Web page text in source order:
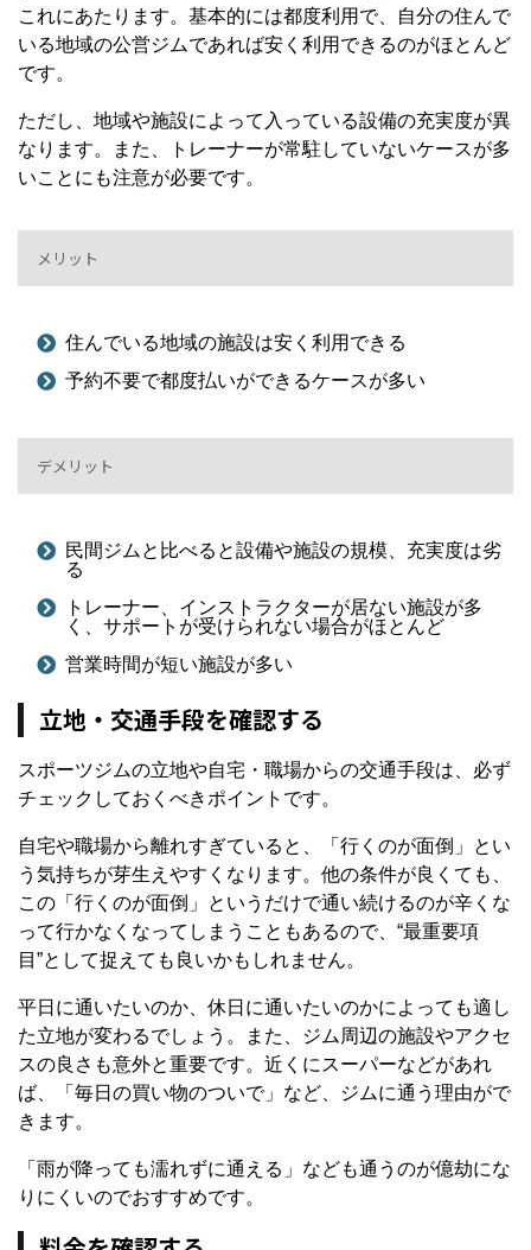
これにあたります。基本的には都度利用で、自分の住んで
いる地域の公営ジムであれば安く利用できるのがほとんど
です。
ただし、地域や施設によって入っている設備の充実度が異
なります。また、トレーナーが常駐していないケースが多
いことにも注意が必要です。
メリット
住んでいる地域の施設は安く利用できる
予約不要で都度払いができるケースが多い
デメリット
民間ジムと比べると設備や施設の規模、充実度は劣
る
トレーナー、インストラクターが居ない施設が多
く、サポートが受けられない場合がほとんど
営業時間が短い施設が多い
立地・交通手段を確認する
スポーツジムの立地や自宅・職場からの交通手段は、必ず
チェックしておくべきポイントです。
自宅や職場から離れすぎていると、「行くのが面倒」とい
う気持ちが芽生えやすくなります。他の条件が良くても、
この「行くのが面倒」というだけで通い続けるのが辛くな
って行かなくなってしまうこともあるので、“最重要項
目”として捉えても良いかもしれません。
平日に通いたいのか、休日に通いたいのかによっても適し
た立地が変わるでしょう。また、ジム周辺の施設やアクセ
スの良さも意外と重要です。近くにスーパーなどがあれ
ば、「毎日の買い物のついで」など、ジムに通う理由がで
きます。
「雨が降っても濡れずに通える」なども通うのが億劫にな
りにくいのでおすすめです。